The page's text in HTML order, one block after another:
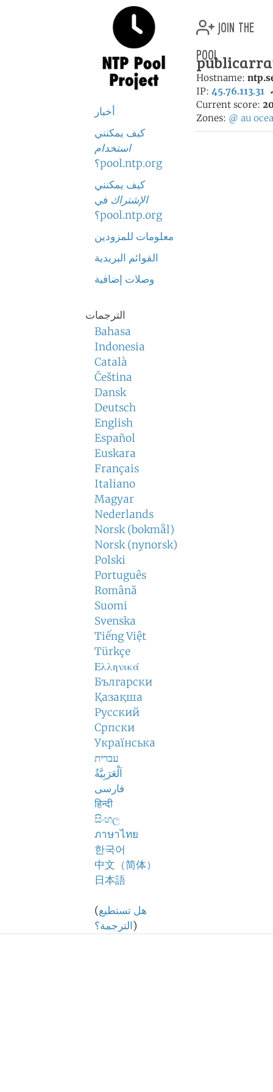
أخبار
كيف يمكنني
استخدام
pool.ntp.org؟
كيف يمكنني
الإشتراك في
pool.ntp.org؟
معلومات للمزودين
القوائم البريدية
وصلات إضافية
الترجمات
Bahasa
Indonesia
Català
Čeština
Dansk
Deutsch
English
Español
Euskara
Français
Italiano
Magyar
Nederlands
Norsk (bokmål)
Norsk (nynorsk)
Polski
Português
Română
Suomi
Svenska
Tiếng Việt
Türkçe
Ελληνικά
Български
Қазақша
Русский
Српски
Українська
עברית
اَلْعَرَبِيَّةُ
فارسی
हिन्दी
සිංහල
ภาษาไทย
한국어
中文（简体）
日本語
(هل تستطيع
الترجمة؟)
join the
pool
Hostname:
IP: 45.76.113.31
Current score:
Zones: @ au